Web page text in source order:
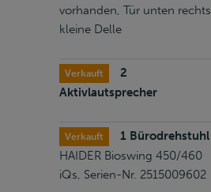
vorhanden, Tür unten rechts
kleine Delle
Verkauft
2
Aktivlautsprecher
Verkauft
1 Bürodrehstuhl
HAIDER Bioswing 450/460
iQs, Serien-Nr. 2515009602